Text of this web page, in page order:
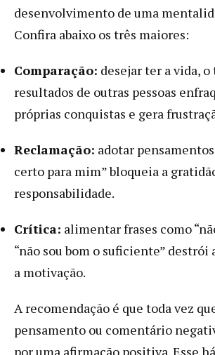
desenvolvimento de uma
Confira abaixo os três maiores:
Comparação: desejar ter a vida, o
resultados de outras pessoas
próprias conquistas e gera
Reclamação: adotar
certo para mim” bloqueia a
responsabilidade.
Crítica: alimentar frases como
“não sou bom o suficiente” destrói
a motivação.
A recomendação é que toda vez
pensamento ou comentário
por uma afirmação positiva. Esse